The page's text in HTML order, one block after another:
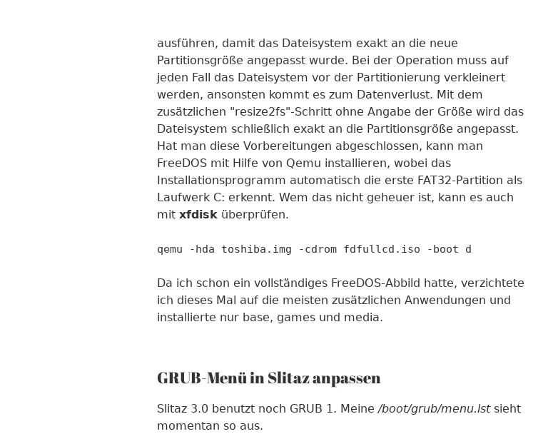
ausführen, damit das Dateisystem exakt an die neue
Partitionsgröße angepasst wurde. Bei der Operation muss auf
jeden Fall das Dateisystem vor der Partitionierung verkleinert
werden, ansonsten kommt es zum Datenverlust. Mit dem
zusätzlichen "resize2fs"-Schritt ohne Angabe der Größe wird das
Dateisystem schließlich exakt an die Partitionsgröße angepasst.
Hat man diese Vorbereitungen abgeschlossen, kann man
FreeDOS mit Hilfe von Qemu installieren, wobei das
Installationsprogramm automatisch die erste FAT32-Partition als
Laufwerk C: erkennt. Wem das nicht geheuer ist, kann es auch
mit xfdisk überprüfen.
qemu -hda toshiba.img -cdrom fdfullcd.iso -boot d
Da ich schon ein vollständiges FreeDOS-Abbild hatte, verzichtete
ich dieses Mal auf die meisten zusätzlichen Anwendungen und
installierte nur base, games und media.
GRUB-Menü in Slitaz anpassen
Slitaz 3.0 benutzt noch GRUB 1. Meine /boot/grub/menu.lstsieht
momentan so aus.